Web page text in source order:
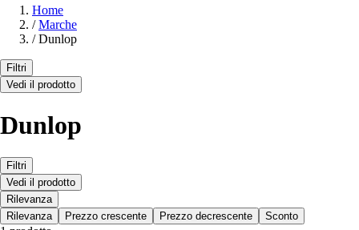
Home
/ Marche
/ Dunlop
Filtri
Vedi il prodotto
Dunlop
Filtri
Vedi il prodotto
Rilevanza
Rilevanza
Prezzo crescente Prezzo decrescente Sconto